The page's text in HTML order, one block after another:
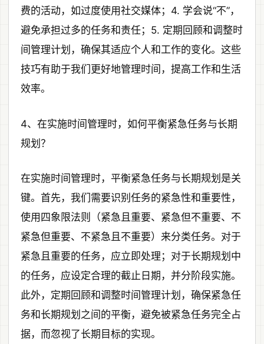
费的活动，如过度使用社交媒体；4. 学会说“不”，
避免承担过多的任务和责任；5. 定期回顾和调整时
间管理计划，确保其适应个人和工作的变化。这些
技巧有助于我们更好地管理时间，提高工作和生活
效率。
4、在实施时间管理时，如何平衡紧急任务与长期
规划？
在实施时间管理时，平衡紧急任务与长期规划是关
键。首先，我们需要识别任务的紧急性和重要性，
使用四象限法则（紧急且重要、紧急但不重要、不
紧急但重要、不紧急且不重要）来分类任务。对于
紧急且重要的任务，应立即处理；对于长期规划中
的任务，应设定合理的截止日期，并分阶段实施。
此外，定期回顾和调整时间管理计划，确保紧急任
务和长期规划之间的平衡，避免被紧急任务完全占
据，而忽视了长期目标的实现。